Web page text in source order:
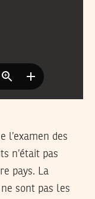
l’examen des
n’était pas
pays. La
sont pas les